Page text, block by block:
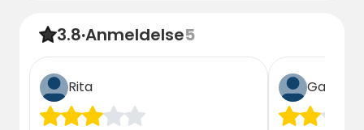
3.8·Anmeldelse5
Rita Gæst